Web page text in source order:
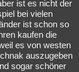
ist es nicht der
bei vielen
ist schon so
kaufen die
es von westen
auszugeben
sogar schöner